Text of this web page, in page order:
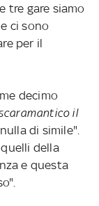
tre gare siamo
ci sono
per il
decimo
il
di simile".
della
e questa